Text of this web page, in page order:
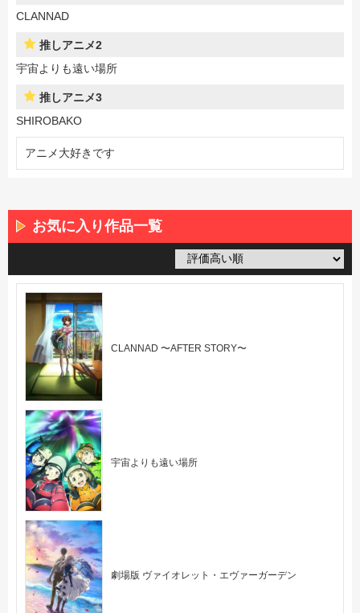
CLANNAD
推しアニメ2
宇宙よりも遠い場所
推しアニメ3
SHIROBAKO
アニメ大好きです
お気に入り作品一覧
CLANNAD 〜AFTER STORY〜
宇宙よりも遠い場所
劇場版 ヴァイオレット・エヴァーガーデン